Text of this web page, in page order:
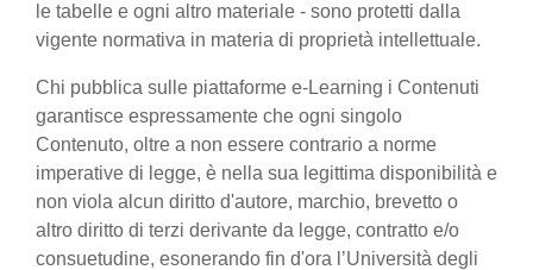
le tabelle e ogni altro materiale - sono protetti dalla
vigente normativa in materia di proprietà intellettuale.
Chi pubblica sulle piattaforme e-Learning i Contenuti
garantisce espressamente che ogni singolo
Contenuto, oltre a non essere contrario a norme
imperative di legge, è nella sua legittima disponibilità e
non viola alcun diritto d'autore, marchio, brevetto o
altro diritto di terzi derivante da legge, contratto e/o
consuetudine, esonerando fin d'ora l’Università degli